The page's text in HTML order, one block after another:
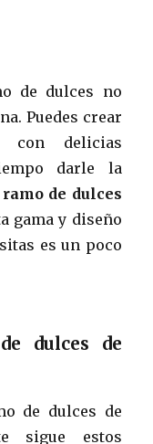
de dulces no
Puedes crear
con delicias
darle la
de dulces
gama y diseño
es un poco
dulces de
de dulces de
sigue estos